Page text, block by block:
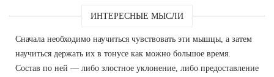
ИНТЕРЕСНЫЕ МЫСЛИ
Сначала необходимо научиться чувствовать эти мышцы, а затем
научиться держать их в тонусе как можно большое время.
Состав по ней — либо злостное уклонение, либо предоставление